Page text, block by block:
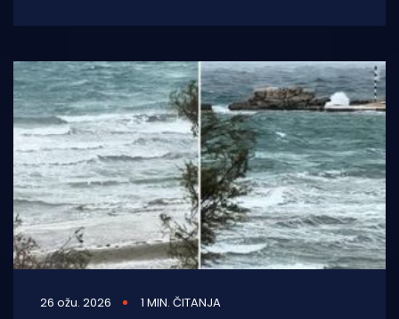
26 ožu. 2026 1 MIN. ČITANJA